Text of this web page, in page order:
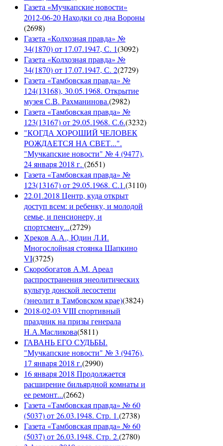
Газета «Мучкапские новости»
2012-06-20 Находки со дна Вороны
(2698)
Газета «Колхозная правда» №
34(1870) от 17.07.1947, С. 1(3092)
Газета «Колхозная правда» №
34(1870) от 17.07.1947, С. 2(2729)
Газета «Тамбовская правда» №
124(13168), 30.05.1968. Открытие
музея С.В. Рахманинова.(2982)
Газета «Тамбовская правда» №
123(13167) от 29.05.1968. С.6.(3232)
"КОГДА ХОРОШИЙ ЧЕЛОВЕК
РОЖДАЕТСЯ НА СВЕТ...".
"Мучкапские новости" № 4 (9477),
24 января 2018 г. (2651)
Газета «Тамбовская правда» №
123(13167) от 29.05.1968. С.1.(3110)
22.01.2018 Центр, куда открыт
доступ всем: и ребенку, и молодой
семье, и пенсионеру, и
спортсмену...(2729)
Хреков А.А., Юдин Л.И.
Многослойная стоянка Шапкино
VI(3725)
Скоробогатов А.М. Ареал
распространения энеолитических
культур донской лесостепи
(энеолит в Тамбовском крае)(3824)
2018-02-03 VIII спортивный
праздник на призы генерала
Н.А.Масликова(5811)
ГАВАНЬ ЕГО СУДЬБЫ.
"Мучкапские новости" № 3 (9476),
17 января 2018 г.(2990)
16 января 2018 Продолжается
расширение бильярдной комнаты и
ее ремонт...(2662)
Газета «Тамбовская правда» № 60
(5037) от 26.03.1948. Стр. 1.(2738)
Газета «Тамбовская правда» № 60
(5037) от 26.03.1948. Стр. 2.(2780)